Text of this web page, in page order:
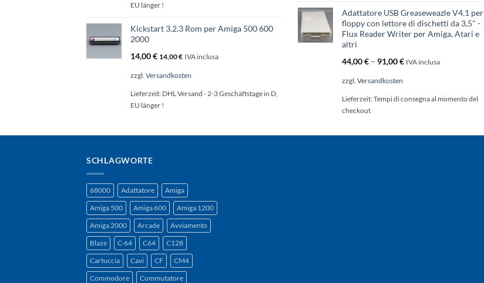
EU länger !
Kickstart 3.2.3 Rom per Amiga 500 600
2000
14,00€ 14,00€ IVA inclusa
zzgl. Versandkosten
Lieferzeit: DHL Versand - 2-3 Geschäftstage in D,
EU länger !
Adattatore USB Greaseweazle V4.1 per
floppy con lettore di dischetti da 3,5" -
Flux Reader Writer per Amiga, Atari e
altri
44,00€ – 91,00€ IVA inclusa
zzgl. Versandkosten
Lieferzeit:Tempi di consegna al momento del
checkout
SCHLAGWORTE
68000 Adattatore Amiga
Amiga 500 Amiga 600 Amiga 1200
Amiga 2000 Arcade Avviamento
Blaze C-64 C64 C128
Cartuccia Cavi CF CM4
Commodore Commutatore